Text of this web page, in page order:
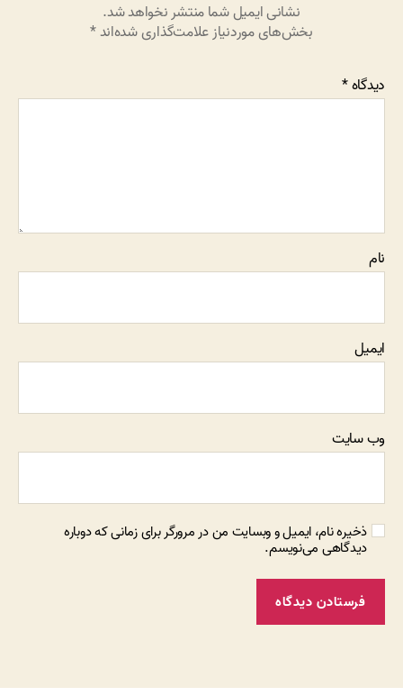
نشانی ایمیل شما منتشر نخواهد شد.
بخش‌های موردنیاز علامت‌گذاری شده‌اند*
دیدگاه*
نام
ایمیل
وب‌ سایت
ذخیره نام، ایمیل و وبسایت من در مرورگر برای زمانی که دوباره
دیدگاهی می‌نویسم.